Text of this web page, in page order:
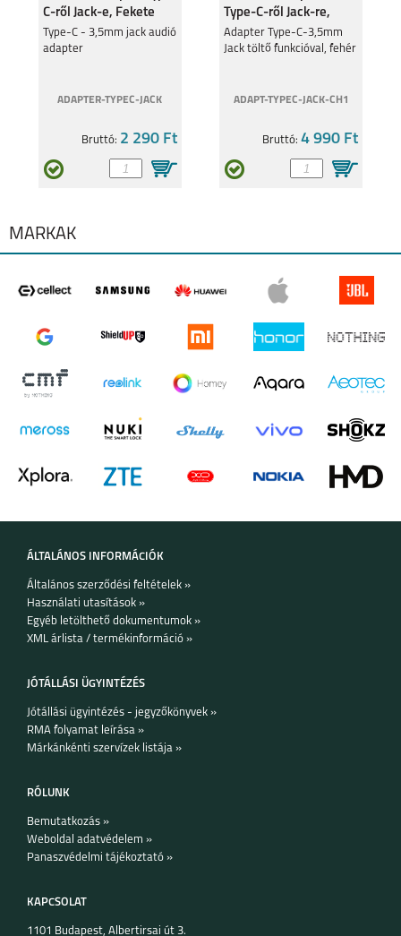
IPHONE 15 IPHONE 14 PRO MAX
IPHONE 14 PLUS IPHONE 14 PRO
IPHONE 14
IPHONE SE
IPHONE 13 PRO MAX IPHONE 13 PRO
IPHONE 12 IPHONE 12 MINI
IPHONE 12 PRO IPHONE 12 PRO MAX
C-ről Jack-e, Fekete
Type-C - 3,5mm jack audió
adapter
ADAPTER-TYPEC-JACK
Bruttó: 2 290 Ft
Type-C-ről Jack-re,
Fehér
Adapter Type-C-3,5mm
Jack töltő funkcióval, fehér
ADAPT-TYPEC-JACK-CH1
Bruttó:4 990 Ft
MÁRKÁK
ÁLTALÁNOS INFORMÁCIÓK
Általános szerződési feltételek »
Használati utasítások »
Egyéb letölthető dokumentumok »
XML árlista / termékinformáció »
JÓTÁLLÁSI ÜGYINTÉZÉS
Jótállási ügyintézés - jegyzőkönyvek »
RMA folyamat leírása »
Márkánkénti szervízek listája »
RÓLUNK
Bemutatkozás »
Weboldal adatvédelem »
Panaszvédelmi tájékoztató »
KAPCSOLAT
1101 Budapest, Albertirsai út 3.